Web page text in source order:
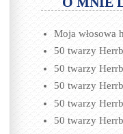
Moja włosowa
50 twarzy
50 twarzy
50 twarzy
50 twarzy
50 twarzy